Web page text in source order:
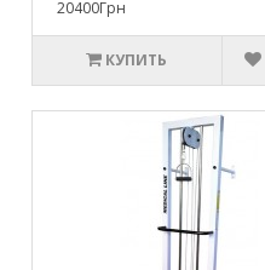
20400Грн
КУПИТЬ